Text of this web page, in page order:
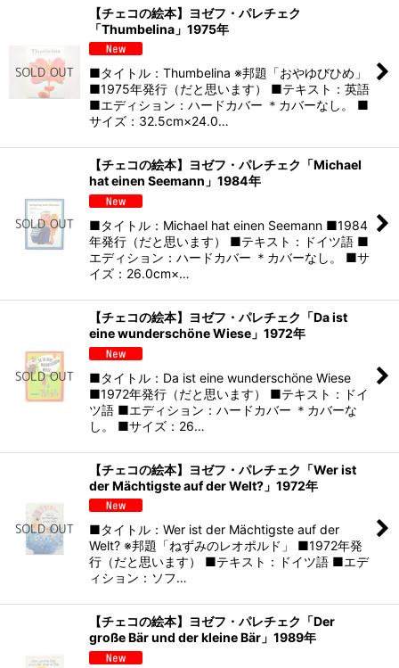
【チェコの絵本】ヨゼフ・パレチェク
「Thumbelina」1975年
■タイトル：Thumbelina ※邦題「おやゆびひめ」
■1975年発行（だと思います） ■テキスト：英語
■エディション：ハードカバー ＊カバーなし。 ■
サイズ：32.5cm×24.0…
【チェコの絵本】ヨゼフ・パレチェク「Michael
hat einen Seemann」1984年
■タイトル：Michael hat einen Seemann ■1984
年発行（だと思います） ■テキスト：ドイツ語 ■
エディション：ハードカバー ＊カバーなし。 ■サ
イズ：26.0cm×…
【チェコの絵本】ヨゼフ・パレチェク「Da ist
eine wunderschöne Wiese」1972年
■タイトル：Da ist eine wunderschöne Wiese
■1972年発行（だと思います） ■テキスト：ドイ
ツ語 ■エディション：ハードカバー ＊カバーな
し。 ■サイズ：26…
【チェコの絵本】ヨゼフ・パレチェク「Wer ist
der Mächtigste auf der Welt?」1972年
■タイトル：Wer ist der Mächtigste auf der
Welt? ※邦題「ねずみのレオポルド」 ■1972年発
行（だと思います） ■テキスト：ドイツ語 ■エデ
ィション：ソフ…
【チェコの絵本】ヨゼフ・パレチェク「Der
große Bär und der kleine Bär」1989年